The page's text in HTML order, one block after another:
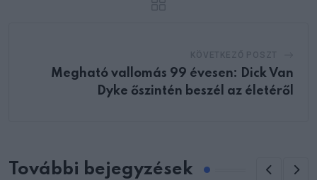
Megható vallomás 99 évesen: Dick Van
Dyke őszintén beszél az életéről
További bejegyzések